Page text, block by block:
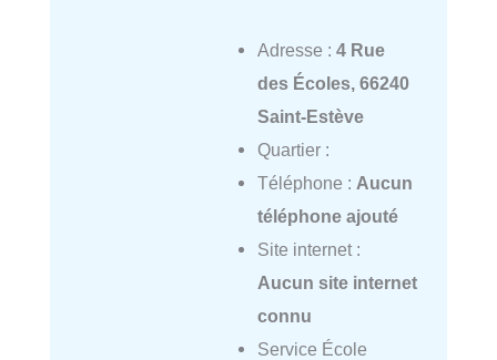
Adresse : 4 Rue
des Écoles, 66240
Saint-Estève
Quartier :
Téléphone : Aucun
téléphone ajouté
Site internet :
Aucun site internet
connu
Service École